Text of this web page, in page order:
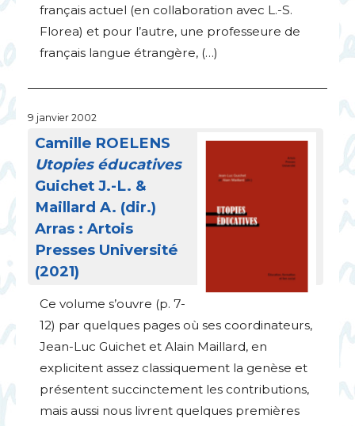
français actuel (en collaboration avec L.-S.
Florea) et pour l’autre, une professeure de
français langue étrangère, (…)
9 janvier 2002
Camille ROELENS
Utopies éducatives
Guichet J.-L. &
Maillard A. (dir.)
Arras : Artois
Presses Université
(2021)
Ce volume s’ouvre (p. 7-
12) par quelques pages où ses coordinateurs,
Jean-Luc Guichet et Alain Maillard, en
explicitent assez classiquement la genèse et
présentent succinctement les contributions,
mais aussi nous livrent quelques premières